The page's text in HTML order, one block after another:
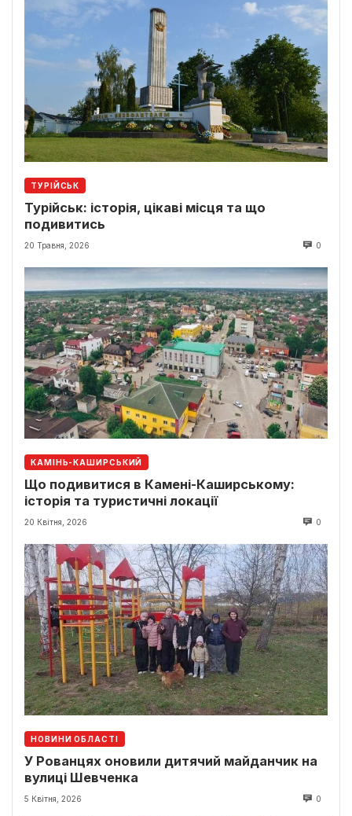
ТУРІЙСЬК
Турійськ: історія, цікаві місця та що
подивитись
20 Травня, 2026 0
КАМІНЬ-КАШИРСЬКИЙ
Що подивитися в Камені-Каширському:
історія та туристичні локації
20 Квітня, 2026 0
НОВИНИ ОБЛАСТІ
У Рованцях оновили дитячий майданчик на
вулиці Шевченка
5 Квітня, 2026 0